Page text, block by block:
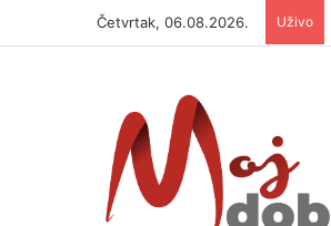
Četvrtak, 06.08.2026. Uživo